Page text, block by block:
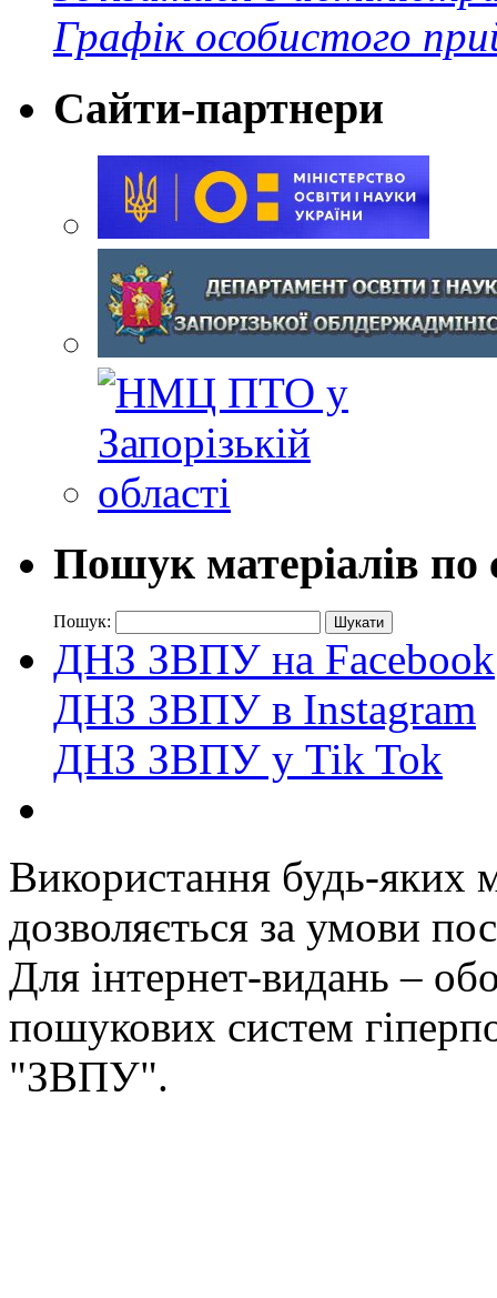
Графік особистого
Сайти-партнери
Пошук матеріалів по
Пошук:
ДНЗ ЗВПУ на Facebook
ДНЗ ЗВПУ в Instagram
ДНЗ ЗВПУ у Tik Tok
Використання будь-яких
дозволяється за умови
Для інтернет-видань –
пошукових систем
"ЗВПУ".